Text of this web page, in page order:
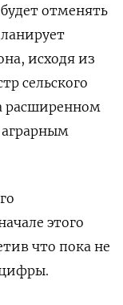
отменять
исходя из
сельского
расширенном
этого
что пока не